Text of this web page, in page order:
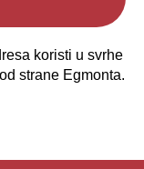
koristi u svrhe
strane Egmonta.